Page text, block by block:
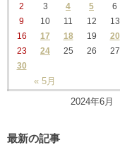
2024年6月
« 5月
2
3 4 5 6
9
10 11 12 13
16
17 18 19 20
23
24 25 26 27
30
最新の記事